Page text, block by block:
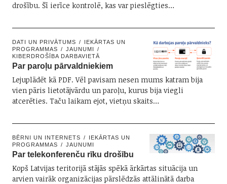
drošību. Šī ierīce kontrolē, kas var pieslēgties…
DATI UN PRIVĀTUMS
IEKĀRTAS UN
PROGRAMMAS
JAUNUMI
KIBERDROŠĪBA DARBAVIETĀ
Par paroļu pārvaldniekiem
Lejuplādēt kā PDF. Vēl pavisam nesen mums katram bija
vien pāris lietotājvārdu un paroļu, kurus bija viegli
atcerēties. Taču laikam ejot, vietņu skaits…
BĒRNI UN INTERNETS
IEKĀRTAS UN
PROGRAMMAS
JAUNUMI
Par telekonferenču rīku drošību
Kopš Latvijas teritorijā stājās spēkā ārkārtas situācija un
arvien vairāk organizācijas pārslēdzās attālinātā darba